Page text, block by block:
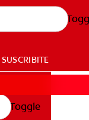
SUSCRIBITE
Toggle